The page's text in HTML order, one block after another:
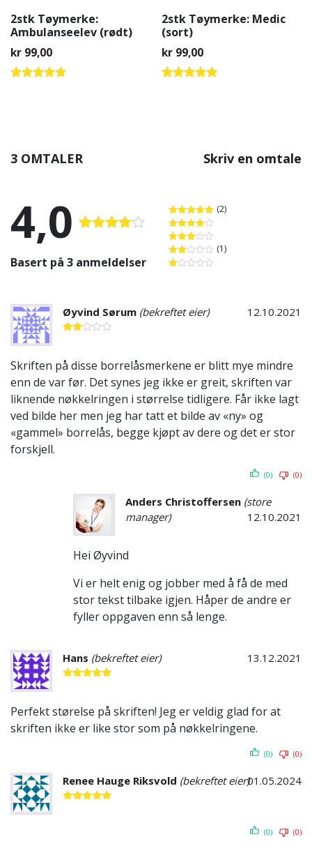
2stk Tøymerke:
Ambulanseelev (rødt)
kr 99,00
2stk Tøymerke: Medic
(sort)
kr99,00
3 OMTALER Skriv en omtale
4,0
Basert på 3 anmeldelser
Vurdert5
av 5
(2)
Vurdert4
av 5
Vurdert
3av 5
Vurdert
(1)
5
Øyvind Sørum (bekreftet eier) 12.10.2021
Skriften på disse borrelåsmerkene er blitt mye mindre
enn de var før. Det synes jeg ikke er greit, skriften var
liknende nøkkelringen i størrelse tidligere. Får ikke lagt
ved bilde her men jeg har tatt et bilde av «ny» og
«gammel» borrelås, begge kjøpt av dere og det er stor
forskjell.
(0) (0)
Anders Christoffersen (store
manager)
12.10.2021
Hei Øyvind
Vi er helt enig og jobber med å få de med
stor tekst tilbake igjen. Håper de andre er
fyller oppgaven enn så lenge.
Hans (bekreftet eier) 13.12.2021
Perfekt størelse på skriften! Jeg er veldig glad for at
skriften ikke er like stor som på nøkkelringene.
(0) (0)
Renee Hauge Riksvold (bekreftet eier)01.05.2024
(0) (0)